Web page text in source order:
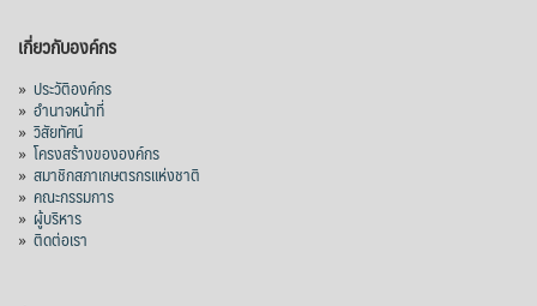
เกี่ยวกับองค์กร
» ประวัติองค์กร
» อำนาจหน้าที่
» วิสัยทัศน์
» โครงสร้างขององค์กร
» สมาชิกสภาเกษตรกรแห่งชาติ
» คณะกรรมการ
» ผู้บริหาร
» ติดต่อเรา